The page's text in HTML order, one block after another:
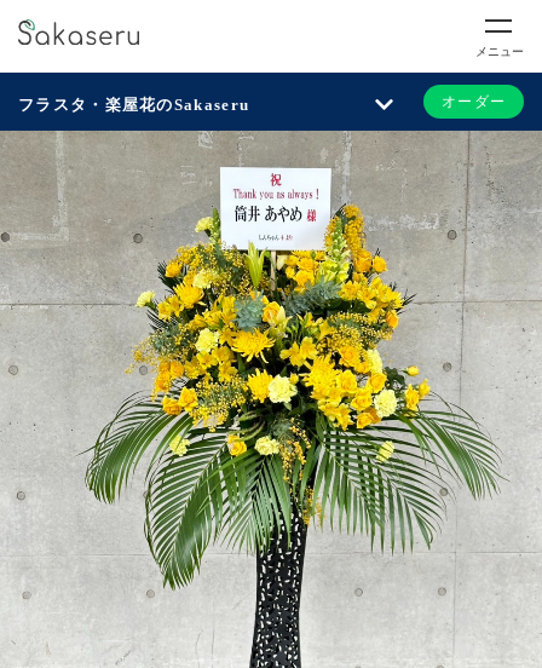
メニュー
フラスタ・楽屋花のSakaseru オーダー